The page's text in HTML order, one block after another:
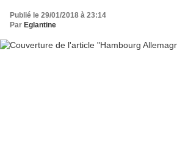
Publié le 29/01/2018 à 23:14
Par Eglantine